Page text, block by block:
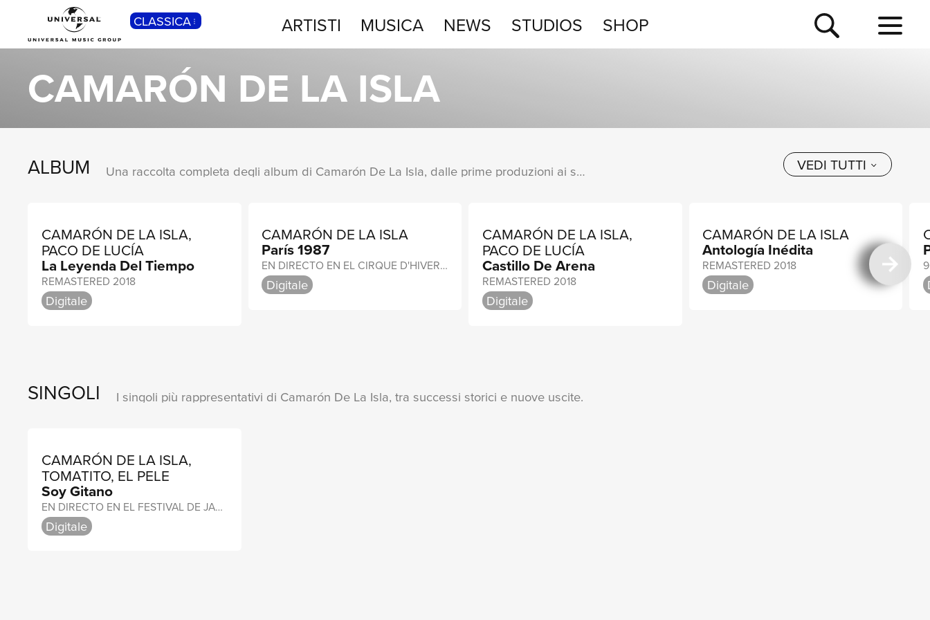
CLASSICA ARTISTI MUSICA NEWS STUDIOS SHOP
CAMARÓN DE LA ISLA
ALBUM Una raccolta completa degli album di Camarón De La Isla, dalle prime produzioni ai successi più recenti. VEDI TUTTI
CAMARÓN DE LA ISLA,
PACO DE LUCÍA
La Leyenda Del Tiempo
REMASTERED 2018
Digitale
CAMARÓN DE LA ISLA
París 1987
EN DIRECTO EN EL CIRQUE D'HIVER DE PARÍS / REMASTERED 2018
Digitale
CAMARÓN DE LA ISLA,
PACO DE LUCÍA
Castillo De Arena
REMASTERED 2018
Digitale
CAMARÓN DE LA ISLA
Antología Inédita
REMASTERED 2018
Digitale
SINGOLI I singoli più rappresentativi di Camarón De La Isla, tra successi storici e nuove uscite.
CAMARÓN DE LA ISLA,
TOMATITO, EL PELE
Soy Gitano
EN DIRECTO EN EL FESTIVAL DE JAZZ DE MONTREUX / 1991
Digitale
POP
Pop, Rock, Hip Hop, Rap, Trap, R’n’b,
Cantautori, Dance...
STUDIOS
SHOP
TOUR